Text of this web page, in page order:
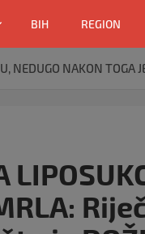
BIH REGION
NEDUGO NAKON